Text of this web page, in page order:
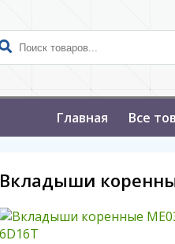
Главная Все
Вкладыши